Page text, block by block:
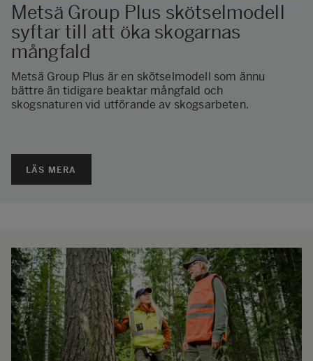
Metsä Group Plus skötselmodell
syftar till att öka skogarnas
mångfald
Metsä Group Plus är en skötselmodell som ännu
bättre än tidigare beaktar mångfald och
skogsnaturen vid utförande av skogsarbeten.
LÄS MERA